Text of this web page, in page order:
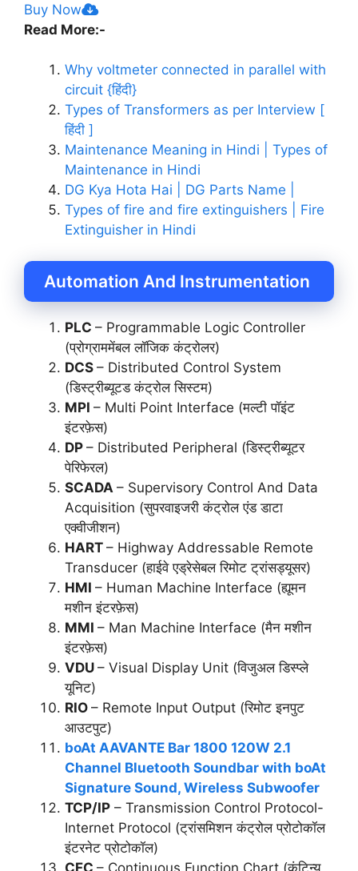
Buy Now
Read More:-
Why voltmeter connected in parallel with
circuit {हिंदी}
Types of Transformers as per Interview [
हिंदी ]
Maintenance Meaning in Hindi | Types of
Maintenance in Hindi
DG Kya Hota Hai | DG Parts Name |
Types of fire and fire extinguishers | Fire
Extinguisher in Hindi
Automation And Instrumentation
PLC – Programmable Logic Controller
(प्रोग्राममेंबल लॉजिक कंट्रोलर)
DCS – Distributed Control System
(डिस्ट्रीब्यूटड कंट्रोल सिस्टम)
MPI – Multi Point Interface (मल्टी पॉइंट
इंटरफ़ेस)
DP – Distributed Peripheral (डिस्ट्रीब्यूटर
पेरिफेरल)
SCADA – Supervisory Control And Data
Acquisition (सुपरवाइजरी कंट्रोल एंड डाटा
एक्वीजीशन)
HART – Highway Addressable Remote
Transducer (हाईवे एड्रेसेबल रिमोट ट्रांसड्यूसर)
HMI – Human Machine Interface (ह्यूमन
मशीन इंटरफ़ेस)
MMI – Man Machine Interface (मैन मशीन
इंटरफ़ेस)
VDU – Visual Display Unit (विजुअल डिस्प्ले
यूनिट)
RIO – Remote Input Output (रिमोट इनपुट
आउटपुट)
boAt AAVANTE Bar 1800 120W 2.1
Channel Bluetooth Soundbar with boAt
Signature Sound, Wireless Subwoofer
TCP/IP – Transmission Control Protocol-
Internet Protocol (ट्रांसमिशन कंट्रोल प्रोटोकॉल
इंटरनेट प्रोटोकॉल)
CFC – Continuous Function Chart (कंटिन्यू